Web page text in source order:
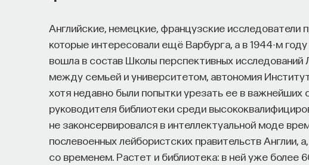
Английские, немецкие, французские исследователи
которые интересовали ещё Варбурга, а в 1944-м
вошла в состав Школы перспективных исследований
между семьей и университетом, автономия
хотя недавно были попытки урезать ее в важнейших
руководителя библиотеки среди
не законсервировался в интеллектуальной моде
послевоенных лейбористских правительств Англии,
со временем. Растет и библиотека: в ней уже более